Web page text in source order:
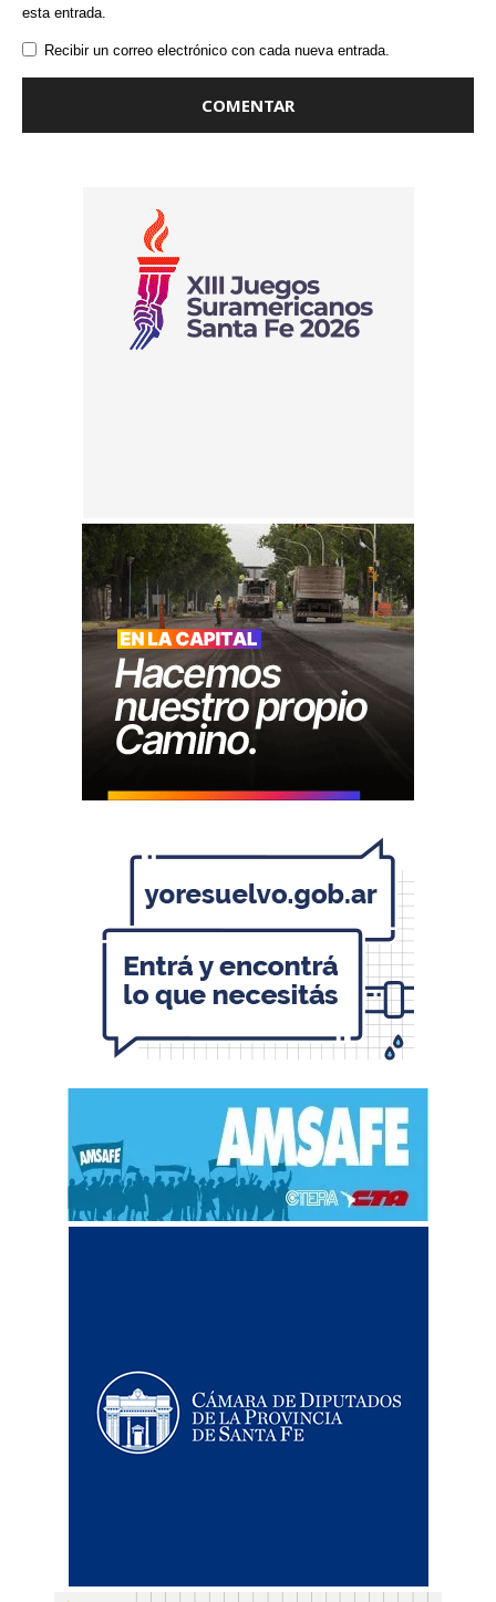
esta entrada.
Recibir un correo electrónico con cada nueva entrada.